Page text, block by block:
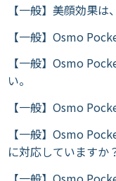
【一般】美顔効果
【一般】Osmo
【一般】Osmo
い。
【一般】Osmo
【一般】Osmo
に対応していますか